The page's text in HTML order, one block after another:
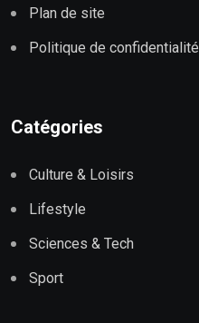
Plan de site
Politique de confidentialité
Catégories
Culture & Loisirs
Lifestyle
Sciences & Tech
Sport